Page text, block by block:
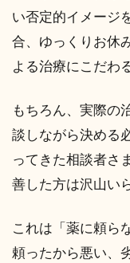
い否定的イメージ
合、ゆっくりお休
よる治療にこだわ
もちろん、実際の
談しながら決める
ってきた相談者さ
善した方は沢山い
これは「薬に頼ら
頼ったから悪い、